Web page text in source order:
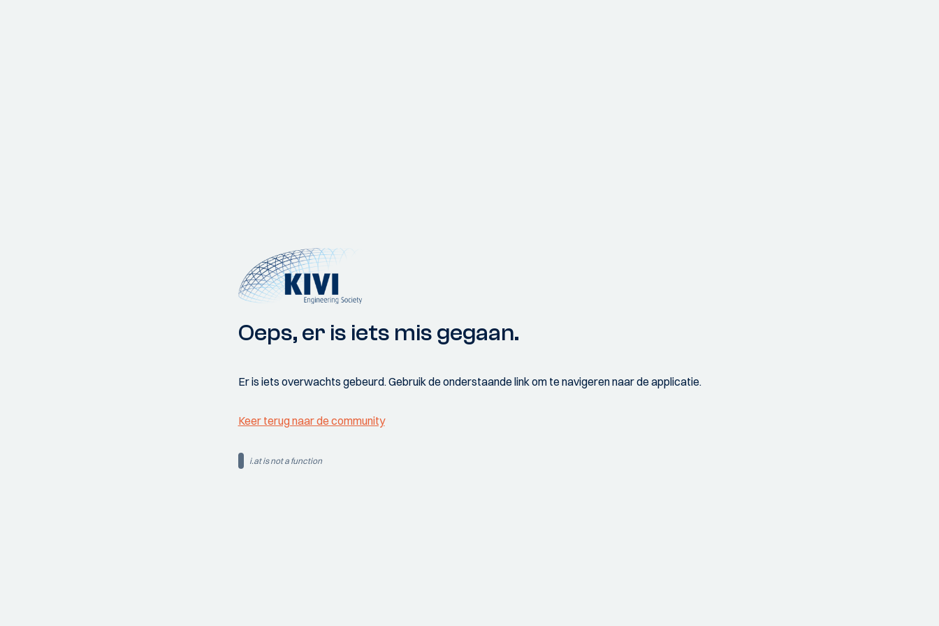
Oeps, er is iets mis gegaan.
Er is iets overwachts gebeurd. Gebruik de onderstaande link om te navigeren naar de applicatie.
Keer terug naar de community
i.at is not a function